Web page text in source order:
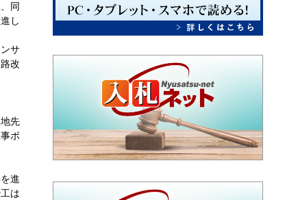
同
し
サ
改
先
ボ
進
は